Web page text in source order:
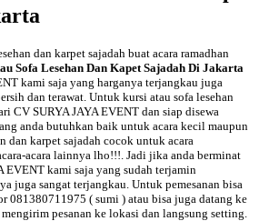
dan karpet sajadah buat acara ramadhan
Sofa Lesehan Dan Kapet Sajadah Di Jakarta
kami saja yang harganya terjangkau juga
dan terawat. Untuk kursi atau sofa lesehan
CV SURYA JAYA EVENT dan siap disewa
anda butuhkan baik untuk acara kecil maupun
dan karpet sajadah cocok untuk acara
acara lainnya lho!!!. Jadi jika anda berminat
EVENT kami saja yang sudah terjamin
juga sangat terjangkau. Untuk pemesanan bisa
081380711975 ( sumi ) atau bisa juga datang ke
pesanan ke lokasi dan langsung setting.